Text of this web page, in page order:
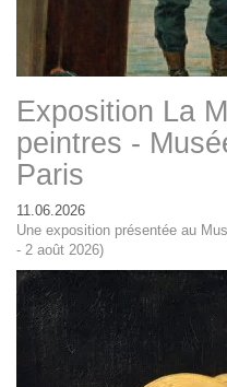
Exposition La
peintres -
Paris
11.06.2026
Une exposition présentée au
- 2 août 2026)